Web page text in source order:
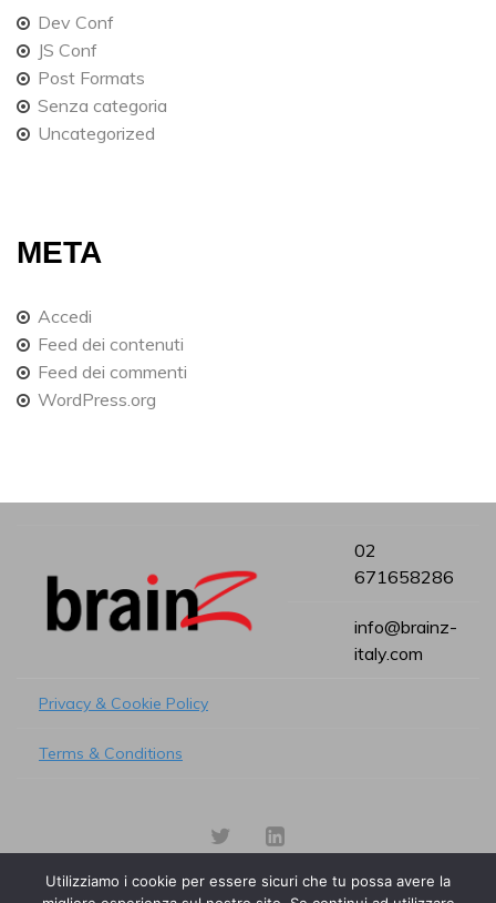
Dev Conf
JS Conf
Post Formats
Senza categoria
Uncategorized
META
Accedi
Feed dei contenuti
Feed dei commenti
WordPress.org
02
671658286
info@brainz-
italy.com
Privacy & Cookie Policy
Terms & Conditions
Utilizziamo i cookie per essere sicuri che tu possa avere la